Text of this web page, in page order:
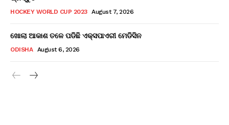
HOCKEY WORLD CUP 2023 August 7, 2026
ଖୋଲା ଆକାଶ ତଳେ ପଡିଛି ଏକ୍ସପାଏରୀ ମେଡିସିନ
ODISHA August 6, 2026